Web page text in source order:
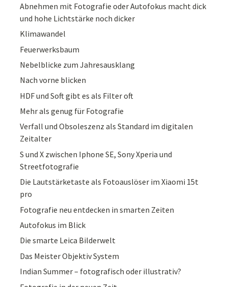
Abnehmen mit Fotografie oder Autofokus macht dick
und hohe Lichtstärke noch dicker
Klimawandel
Feuerwerksbaum
Nebelblicke zum Jahresausklang
Nach vorne blicken
HDF und Soft gibt es als Filter oft
Mehr als genug für Fotografie
Verfall und Obsoleszenz als Standard im digitalen
Zeitalter
S und X zwischen Iphone SE, Sony Xperia und
Streetfotografie
Die Lautstärketaste als Fotoauslöser im Xiaomi 15t
pro
Fotografie neu entdecken in smarten Zeiten
Autofokus im Blick
Die smarte Leica Bilderwelt
Das Meister Objektiv System
Indian Summer – fotografisch oder illustrativ?